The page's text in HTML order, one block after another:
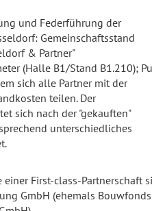
und Federführung der
Gemeinschaftsstand
& Partner"
(Halle B1/Stand B1.210);
sich alle Partner mit der
teilen. Der
sich nach der "gekauften"
unterschiedliches
First-class-Partnerschaft
GmbH (ehemals Bouwfonds